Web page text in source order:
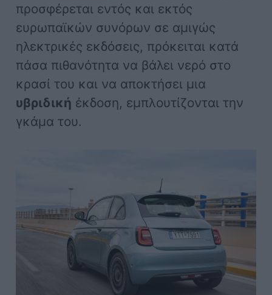
προσφέρεται εντός και εκτός
ευρωπαϊκών συνόρων σε αμιγώς
ηλεκτρικές εκδόσεις, πρόκειται κατά
πάσα πιθανότητα να βάλει νερό στο
κρασί του και να αποκτήσει μια
υβριδική έκδοση, εμπλουτίζονται την
γκάμα του.